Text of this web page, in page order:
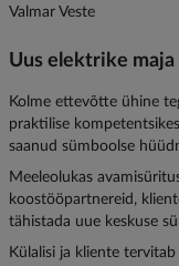
Valmar Veste
Uus elektrike maja
Kolme ettevõtte ühine
praktilise
saanud sümboolse
Meeleolukas
koostööpartnereid,
tähistada uue keskuse
Külalisi ja kliente